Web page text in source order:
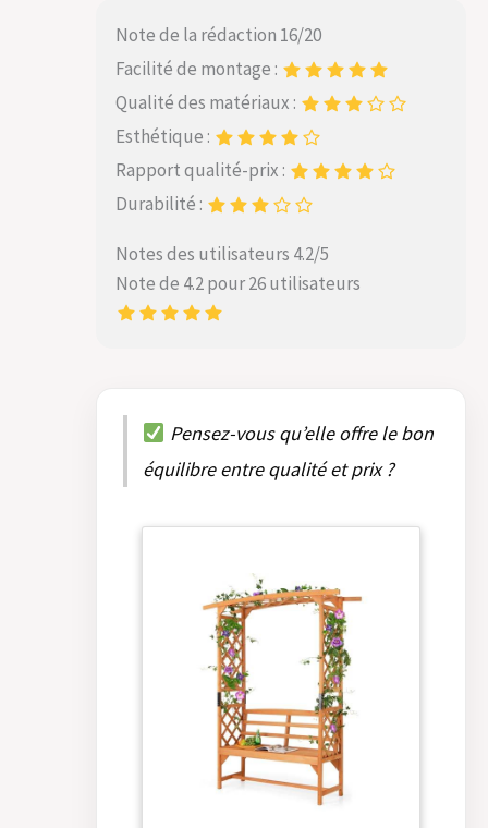
Note de la rédaction 16/20
Facilité de montage :
Qualité des matériaux :
Esthétique :
Rapport qualité-prix :
Durabilité :
Notes des utilisateurs 4.2/5
Note de 4.2 pour 26 utilisateurs
Pensez-vous qu’elle offre le bon
équilibre entre qualité et prix ?